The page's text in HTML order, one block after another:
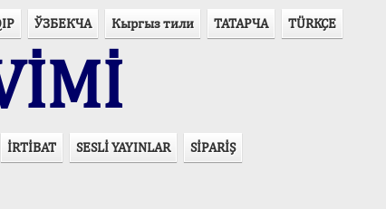
ЎЗБЕКЧА Кыргыз тили ТАТАРЧА TÜRKÇE
İRTİBAT SESLİ YAYINLAR SİPARİŞ